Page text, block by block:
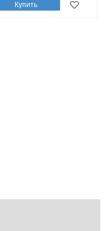
Купить